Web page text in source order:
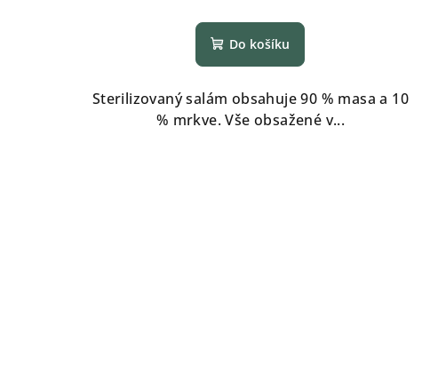
Do košíku
Sterilizovaný salám obsahuje 90 % masa a 10
% mrkve. Vše obsažené v...